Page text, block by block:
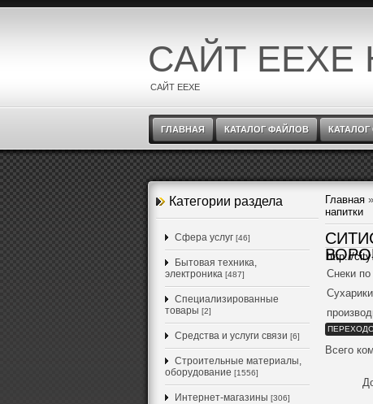
САЙТ
САЙТ EEXE
ГЛАВНАЯ КАТАЛОГ ФАЙЛОВ КАТАЛОГ
Категории раздела
Cфера услуг [46]
Бытовая техника,
электроника [487]
Специализированные
товары [2]
Средства и услуги связи [6]
Строительные материалы,
оборудование [1556]
Интернет-магазины [306]
Главная »
напитки
http://
Снеки
Всего